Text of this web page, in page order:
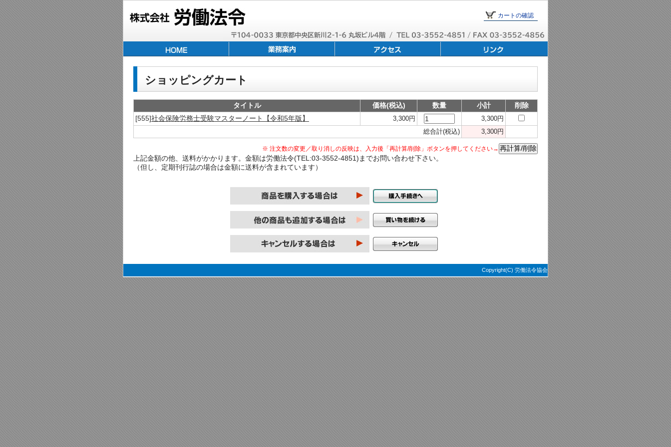
カートの確認
ショッピングカート
タイトル 価格(税込) 数量 小計
削除
[555]社会保険労務士受験マスターノート【令和5年版】 3,300円
3,300円
総合計(税込)
3,300円
※ 注文数の変更／取り消しの反映は、入力後「再計算/削除」ボタンを押してください→
上記金額の他、送料がかかります。金額は労働法令(TEL:03-3552-4851)までお問い合わせ下さい。
（但し、定期刊行誌の場合は金額に送料が含まれています）
Copyright(C) 労働法令協会